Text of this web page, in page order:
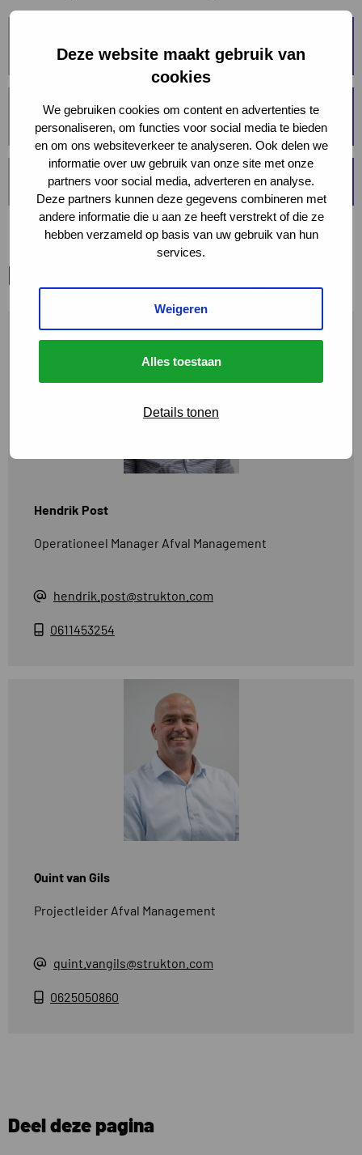
Deze website maakt gebruik van
cookies
We gebruiken cookies om content en advertenties te
personaliseren, om functies voor social media te bieden
en om ons websiteverkeer te analyseren. Ook delen we
informatie over uw gebruik van onze site met onze
partners voor social media, adverteren en analyse.
Deze partners kunnen deze gegevens combineren met
andere informatie die u aan ze heeft verstrekt of die ze
hebben verzameld op basis van uw gebruik van hun
services.
Weigeren
Alles toestaan
Details tonen
RESTAFVAL?
VERWERKEN JULLIE OOK ANDERE DRUKHOUDERS DAN
LACHGAS?
IS DE NON2O EEN DUURZAME OPLOSSING?
Meer informatie nodig?
Hendrik Post
Operationeel Manager Afval Management
hendrik.post@strukton.com
0611453254
Quint van Gils
Projectleider Afval Management
quint.vangils@strukton.com
0625050860
Deel deze pagina